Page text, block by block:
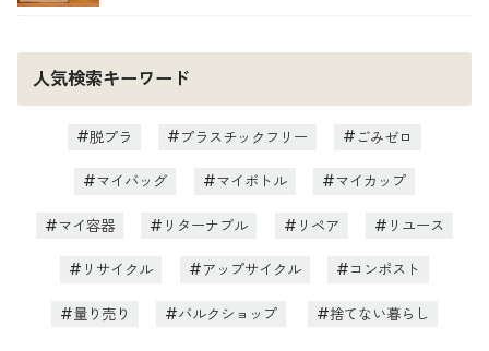
人気検索キーワード
脱プラ プラスチックフリー ごみゼロ
マイバッグ マイボトル マイカップ
マイ容器 リターナブル リペア リユース
リサイクル アップサイクル コンポスト
量り売り バルクショップ 捨てない暮らし